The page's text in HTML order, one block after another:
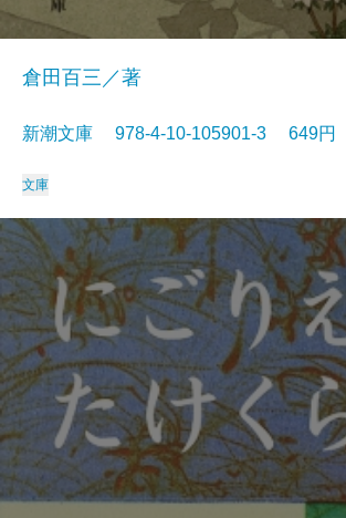
倉田百三／著
新潮文庫 978-4-10-105901-3 649円
文庫